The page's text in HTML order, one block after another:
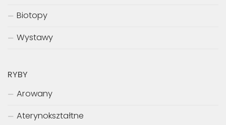
Biotopy
Wystawy
RYBY
Arowany
Aterynokształtne